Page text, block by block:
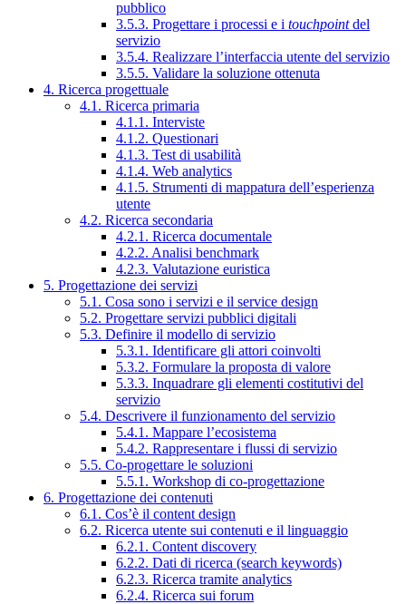
pubblico
3.5.3. Progettare i processi e i touchpointdel
servizio
3.5.4. Realizzare l’interfaccia utente del servizio
3.5.5. Validare la soluzione ottenuta
4. Ricerca progettuale
4.1. Ricerca primaria
4.1.1. Interviste
4.1.2. Questionari
4.1.3. Test di usabilità
4.1.4. Web analytics
4.1.5. Strumenti di mappatura dell’esperienza
utente
4.2. Ricerca secondaria
4.2.1. Ricerca documentale
4.2.2. Analisi benchmark
4.2.3. Valutazione euristica
5. Progettazione dei servizi
5.1. Cosa sono i servizi e il service design
5.2. Progettare servizi pubblici digitali
5.3. Definire il modello di servizio
5.3.1. Identificare gli attori coinvolti
5.3.2. Formulare la proposta di valore
5.3.3. Inquadrare gli elementi costitutivi del
servizio
5.4. Descrivere il funzionamento del servizio
5.4.1. Mappare l’ecosistema
5.4.2. Rappresentare i flussi di servizio
5.5. Co-progettare le soluzioni
5.5.1. Workshop di co-progettazione
6. Progettazione dei contenuti
6.1. Cos’è il content design
6.2. Ricerca utente sui contenuti e il linguaggio
6.2.1. Content discovery
6.2.2. Dati di ricerca (search keywords)
6.2.3. Ricerca tramite analytics
6.2.4. Ricerca sui forum